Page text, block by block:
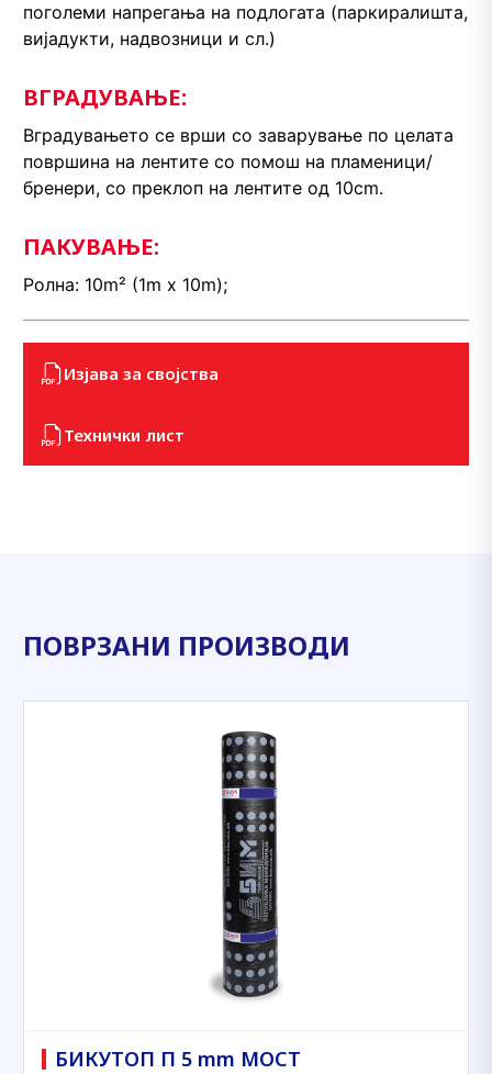
поголеми напрегања на подлогата (паркиралишта,
вијадукти, надвозници и сл.)
ВГРАДУВАЊЕ:
Вградувањето се врши со заварување по целата
површина на лентите со помош на пламеници/
бренери, со преклоп на лентите од 10cm.
ПАКУВАЊЕ:
Ролна: 10m² (1m x 10m);
Изјава за својства
Технички лист
ПОВРЗАНИ ПРОИЗВОДИ
БИКУТОП П 5 mm МОСТ